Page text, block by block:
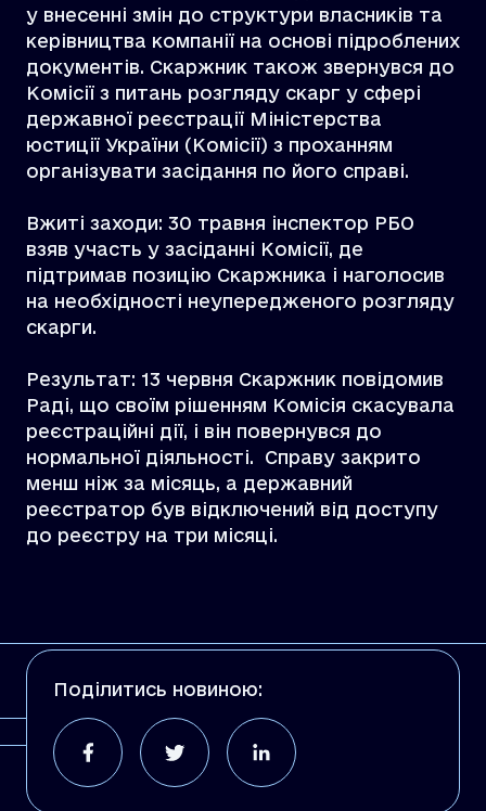
у внесенні змін до структури власників та
керівництва компанії на основі підроблених
документів. Скаржник також звернувся до
Комісії з питань розгляду скарг у сфері
державної реєстрації Міністерства
юстиції України (Комісії) з проханням
організувати засідання по його справі.
Вжиті заходи: 30 травня інспектор РБО
взяв участь у засіданні Комісії, де
підтримав позицію Скаржника і наголосив
на необхідності неупередженого розгляду
скарги.
Результат: 13 червня Скаржник повідомив
Раді, що своїм рішенням Комісія скасувала
реєстраційні дії, і він повернувся до
нормальної діяльності. Справу закрито
менш ніж за місяць, а державний
реєстратор був відключений від доступу
до реєстру на три місяці.
Поділитись новиною: